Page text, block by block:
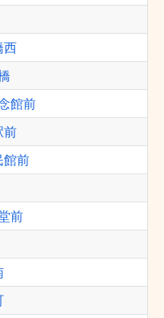
西
館前
前
館前
前